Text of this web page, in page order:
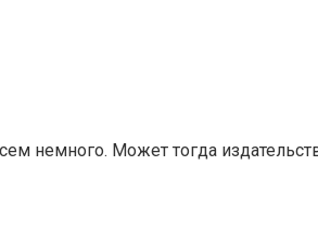
немного. Может тогда